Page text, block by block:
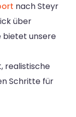
nach Steyr
über
bietet unsere
realistische
Schritte für